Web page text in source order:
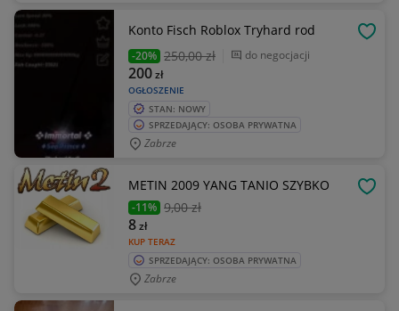
Konto Fisch Roblox Tryhard rod
-20% 250,00 zł do negocjacji
OGŁOSZENIE
200zł
STAN: NOWY
SPRZEDAJĄCY: OSOBA PRYWATNA
Zabrze
METIN 2009 YANG TANIO SZYBKO
-11% 9,00 zł
KUP TERAZ
8zł
SPRZEDAJĄCY: OSOBA PRYWATNA
Zabrze